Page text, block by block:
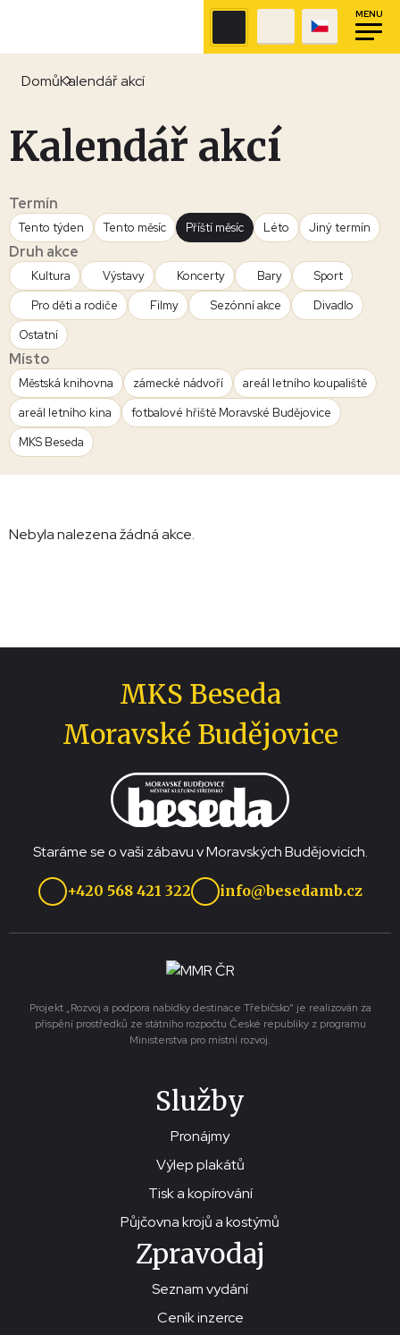
MENU
DomůKalendář akcí
Kalendář akcí
Termín
Tento týden Tento měsíc Příští měsíc Léto Jiný termín
Druh akce
Kultura Výstavy Koncerty Bary
Sport
Pro děti a rodiče
Filmy Sezónní akce
Divadlo
Ostatní
Místo
Městská knihovna zámecké nádvoří
areál letního koupaliště
areál letního kina
fotbalové hřiště Moravské Budějovice
MKS Beseda
Nebyla nalezena žádná akce.
MKS Beseda
Moravské Budějovice
Staráme se o vaši zábavu v Moravských Budějovicích.
+420 568 421 322 info@besedamb.cz
Projekt „Rozvoj a podpora nabídky destinace Třebíčsko“ je realizován za
přispění prostředků ze státního rozpočtu České republiky z programu
Ministerstva pro místní rozvoj.
Služby
Pronájmy
Výlep plakátů
Tisk a kopírování
Půjčovna krojů a kostýmů
Zpravodaj
Seznam vydání
Ceník inzerce